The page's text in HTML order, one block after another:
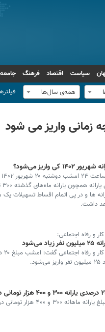
سیاست اقتصاد فرهنگ جامعه
همه‌ی سال‌ها
۱۴۰۲ کی واریز می‌شود؟
ها و در پی اتمام اقساط تسهیلات یک
و رفاه اجتماعی:
می‌شود